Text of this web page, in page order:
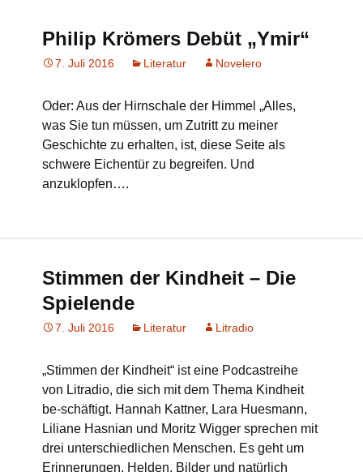
Philip Krömers Debüt „Ymir“
7. Juli 2016 Literatur Novelero
Oder: Aus der Hirnschale der Himmel „Alles,
was Sie tun müssen, um Zutritt zu meiner
Geschichte zu erhalten, ist, diese Seite als
schwere Eichentür zu begreifen. Und
anzuklopfen….
Stimmen der Kindheit – Die
Spielende
7. Juli 2016 Literatur Litradio
„Stimmen der Kindheit“ ist eine Podcastreihe
von Litradio, die sich mit dem Thema Kindheit
be-schäftigt. Hannah Kattner, Lara Huesmann,
Liliane Hasnian und Moritz Wigger sprechen mit
drei unterschiedlichen Menschen. Es geht um
Erinnerungen, Helden, Bilder und natürlich